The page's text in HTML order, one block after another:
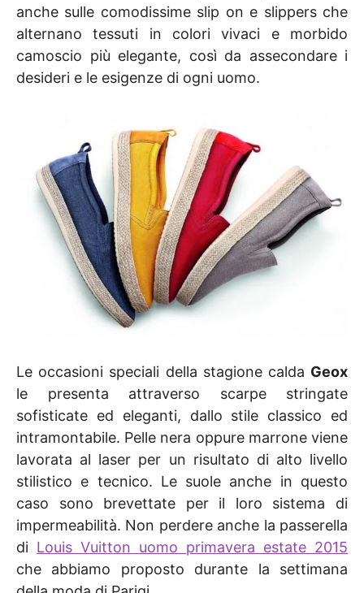
anche sulle comodissime slip on e slippers che
alternano tessuti in colori vivaci e morbido
camoscio più elegante, così da assecondare i
desideri e le esigenze di ogni uomo.
Le occasioni speciali della stagione calda Geox
le presenta attraverso scarpe stringate
sofisticate ed eleganti, dallo stile classico ed
intramontabile. Pelle nera oppure marrone viene
lavorata al laser per un risultato di alto livello
stilistico e tecnico. Le suole anche in questo
caso sono brevettate per il loro sistema di
impermeabilità. Non perdere anche la passerella
di Louis Vuitton uomo primavera estate 2015
che abbiamo proposto durante la settimana